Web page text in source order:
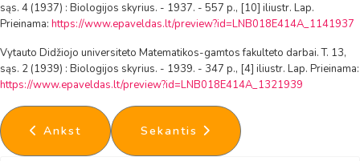
sąs. 4 (1937) : Biologijos skyrius. - 1937. - 557 p., [10] iliustr. Lap.
Prieinama: https://www.epaveldas.lt/preview?id=LNB018E414A_1141937
Vytauto Didžiojo universiteto Matematikos-gamtos fakulteto darbai. T. 13,
sąs. 2 (1939) : Biologijos skyrius. - 1939. - 347 p., [4] iliustr. Lap. Prieinama:
https://www.epaveldas.lt/preview?id=LNB018E414A_1321939
Ankstesnis straipsnis: Visuotinis LED narių
Ankst Kitas straipsnis: 2021 metų
Sekantis